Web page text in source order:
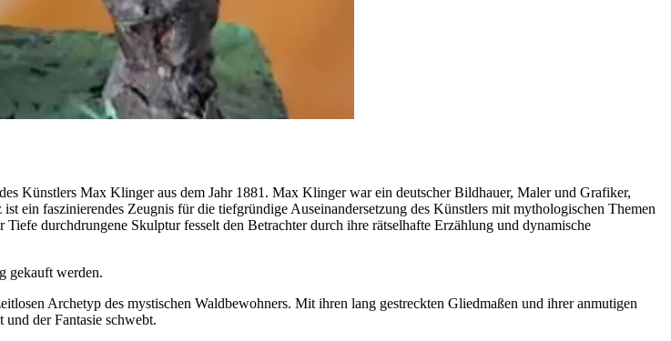
Künstlers Max Klinger aus dem Jahr 1881. Max Klinger war ein deutscher Bildhauer, Maler und Grafiker,
ein faszinierendes Zeugnis für die tiefgründige Auseinandersetzung des Künstlers mit mythologischen Themen
durchdrungene Skulptur fesselt den Betrachter durch ihre rätselhafte Erzählung und dynamische
gekauft werden.
Archetyp des mystischen Waldbewohners. Mit ihren lang gestreckten Gliedmaßen und ihrer anmutigen
der Fantasie schwebt.